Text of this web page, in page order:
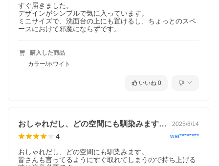
すぐ届きました。
デザインがシンプルで気に入っています。
ミニサイズで、洗面台の上にも置けるし、ちょっとのスペ
ースにおけて邪魔にならずです。
購入した商品
カラー/ホワイト
いいね 0
おしゃれだし、どの空間にも馴染みます。… 2025/8/14
4 wai********
おしゃれだし、どの空間にも馴染みます。
皆さんも言ってるようにすぐ取れてしまうので持ち上げる